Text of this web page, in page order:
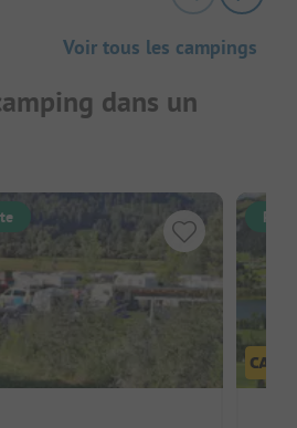
Voir tous les campings
dans un